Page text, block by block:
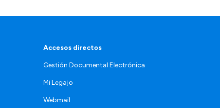
Accesos directos
Gestión Documental Electrónica
Mi Legajo
Webmail